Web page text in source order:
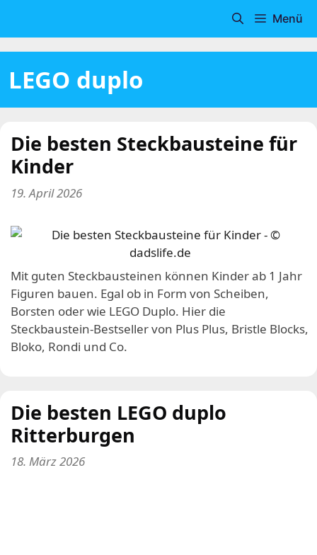
Menü
LEGO duplo
Die besten Steckbausteine für
Kinder
19. April 2026
Mit guten Steckbausteinen können Kinder ab 1 Jahr
Figuren bauen. Egal ob in Form von Scheiben,
Borsten oder wie LEGO Duplo. Hier die
Steckbaustein-Bestseller von Plus Plus, Bristle Blocks,
Bloko, Rondi und Co.
Die besten LEGO duplo
Ritterburgen
18. März 2026